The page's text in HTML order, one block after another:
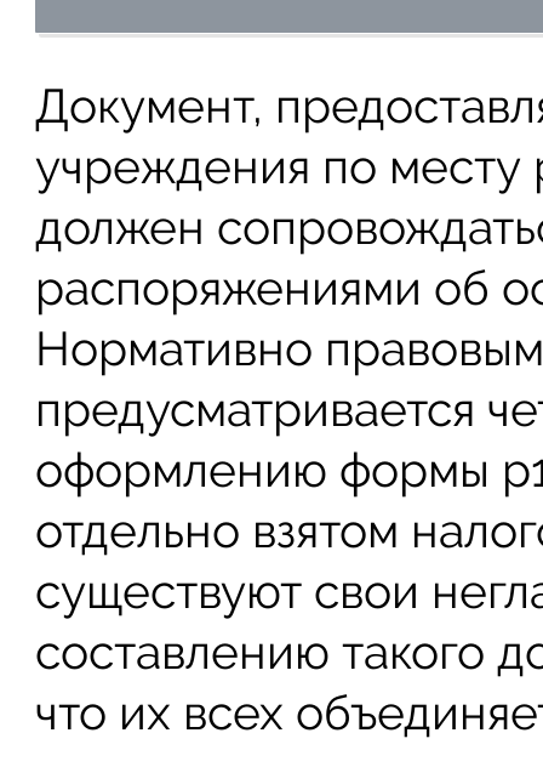
Документ,
учреждения по месту
должен
распоряжениями об
Нормативно
предусматривается
оформлению формы
отдельно взятом
существуют свои
составлению такого
что их всех